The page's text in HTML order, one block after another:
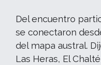
Del encuentro
se conectaron
del mapa austral.
Las Heras, El